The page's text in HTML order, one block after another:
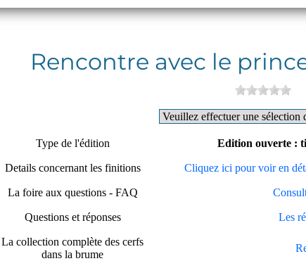
Rencontre avec le
Type de l'édition Edition ouverte :
Details concernant les finitions Cliquez ici pour voir en
La foire aux questions - FAQ
Questions et réponses Les
La collection complète des cerfs
dans la brume